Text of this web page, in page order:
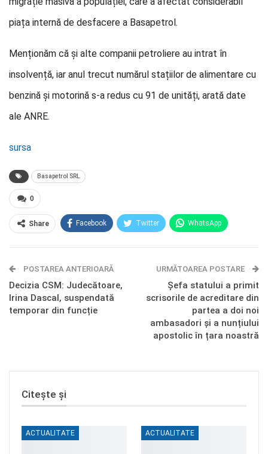
piața internă de desfacere a Basapetrol.
Menționăm că și alte companii petroliere au intrat în
insolvență, iar anul trecut numărul stațiilor de alimentare cu
benzină și motorină s-a redus cu 91 de unități, arată date
ale ANRE.
sursa
Basapetrol SRL
0
Share Facebook Twitter WhatsApp
Telegram OK.ru
POSTAREA ANTERIOARĂ
Decizia CSM: Judecătoare,
Irina Dascal, suspendată
temporar din funcție
URMĂTOAREA POSTARE
Șefa statului a primit
scrisorile de acreditare din
partea a doi noi
ambasadori și a nunțiului
apostolic în țara noastră
Citește și
ACTUALITATE ACTUALITATE